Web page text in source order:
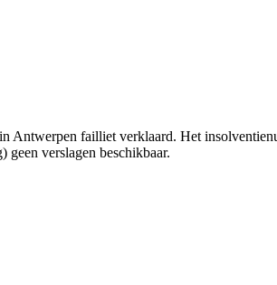
failliet verklaard. Het
verslagen beschikbaar.